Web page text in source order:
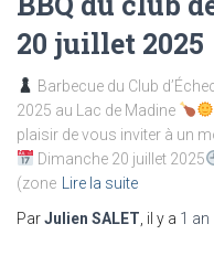
20 juillet 2025
Barbecue du Club
2025 au Lac de Madine
plaisir de vous inviter à un
Dimanche 20 juillet 2025
(zone
Lire la suite
ParJulien SALET , il y a 1 an